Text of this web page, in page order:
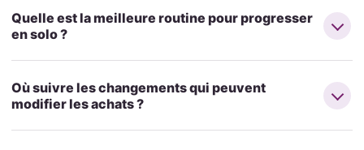
Quelle est la meilleure routine pour progresser
en solo ?
Où suivre les changements qui peuvent
modifier les achats ?